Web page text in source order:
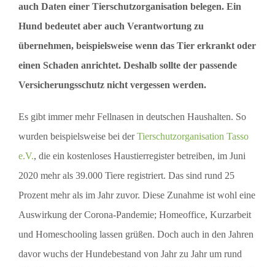
auch Daten einer Tierschutzorganisation belegen. Ein
Hund bedeutet aber auch Verantwortung zu
übernehmen, beispielsweise wenn das Tier erkrankt oder
einen Schaden anrichtet. Deshalb sollte der passende
Versicherungsschutz nicht vergessen werden.
Es gibt immer mehr Fellnasen in deutschen Haushalten. So
wurden beispielsweise bei derTierschutzorganisation Tasso
e.V., die ein kostenloses Haustierregister betreiben, im Juni
2020 mehr als 39.000 Tiere registriert. Das sind rund 25
Prozent mehr als im Jahr zuvor. Diese Zunahme ist wohl eine
Auswirkung der Corona-Pandemie; Homeoffice, Kurzarbeit
und Homeschooling lassen grüßen. Doch auch in den Jahren
davor wuchs der Hundebestand von Jahr zu Jahr um rund